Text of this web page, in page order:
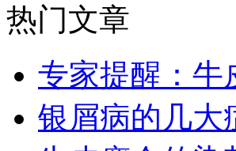
热门文章
专家提醒：牛
银屑病的几大